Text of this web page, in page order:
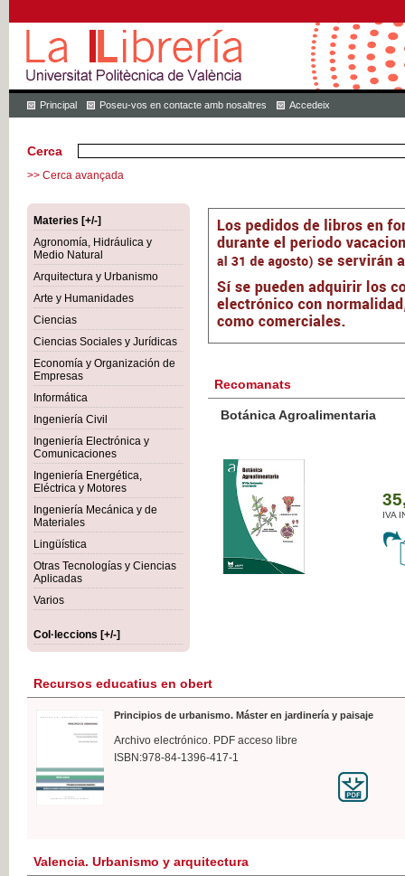
Principal Poseu-vos en contacte amb nosaltres Accedeix
Cerca
>> Cerca avançada
Materies [+/-]
Agronomía, Hidráulica y
Medio Natural
Arquitectura y Urbanismo
Arte y Humanidades
Ciencias
Ciencias Sociales y Jurídicas
Economía y Organización de
Empresas
Informática
Ingeniería Civil
Ingeniería Electrónica y
Comunicaciones
Ingeniería Energética,
Eléctrica y Motores
Ingeniería Mecánica y de
Materiales
Lingüística
Otras Tecnologías y Ciencias
Aplicadas
Varios
Col·leccions [+/-]
Recomanats
Botánica Agroalimentaria
IVA
Recursos educatius en obert
Principios de urbanismo. Máster en jardinería y paisaje
Archivo electrónico. PDF acceso libre
ISBN:978-84-1396-417-1
Valencia. Urbanismo y arquitectura